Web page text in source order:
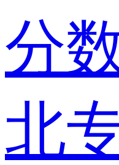
分
北